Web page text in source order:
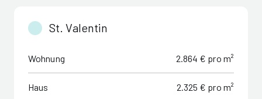
St. Valentin
Wohnung 2.864 € pro m²
Haus 2.325 € pro m²